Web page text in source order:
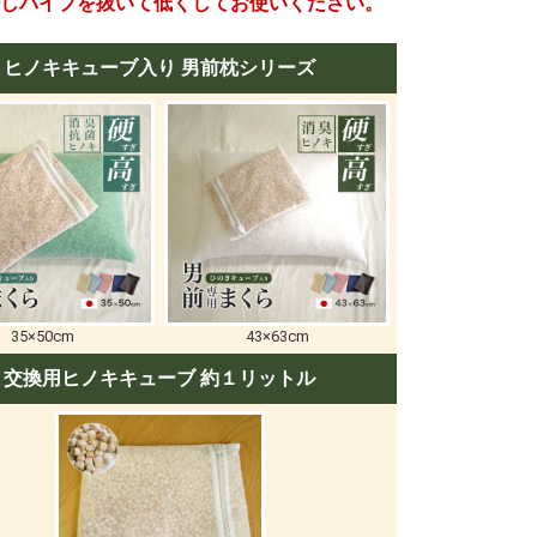
ヒノキキューブ入り 男前枕シリーズ
35×50cm 43×63cm
交換用ヒノキキューブ 約１リットル